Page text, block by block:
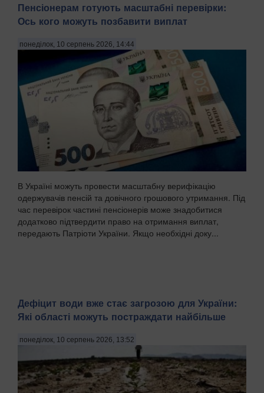
Пенсіонерам готують масштабні перевірки:
Ось кого можуть позбавити виплат
понеділок, 10 серпень 2026, 14:44
В Україні можуть провести масштабну верифікацію
одержувачів пенсій та довічного грошового утримання. Під
час перевірок частині пенсіонерів може знадобитися
додатково підтвердити право на отримання виплат,
передають Патріоти України. Якщо необхідні доку...
Дефіцит води вже стає загрозою для України:
Які області можуть постраждати найбільше
понеділок, 10 серпень 2026, 13:52